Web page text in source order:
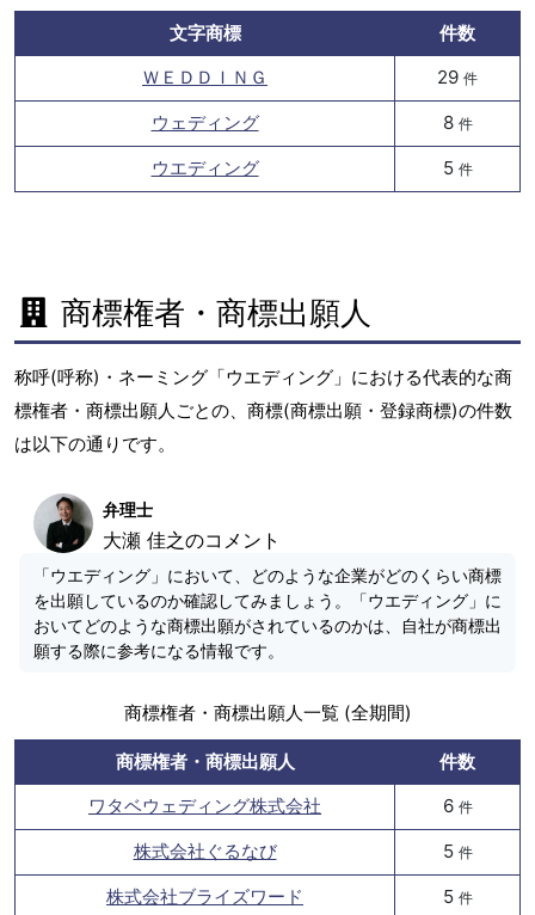
文字商標
件数
ＷＥＤＤＩＮＧ
29 件
ウェディング 8 件
ウエディング 5 件
商標権者・商標出願人
称呼(呼称)・ネーミング「ウエディング」における代表的な商
標権者・商標出願人ごとの、商標(商標出願・登録商標)の件数
は以下の通りです。
弁理士
大瀬 佳之のコメント
「ウエディング」において、どのような企業がどのくらい商標
を出願しているのか確認してみましょう。「ウエディング」に
おいてどのような商標出願がされているのかは、自社が商標出
願する際に参考になる情報です。
商標権者・商標出願人一覧 (全期間)
商標権者・商標出願人
件数
ワタベウェディング株式会社
6 件
株式会社ぐるなび 5 件
株式会社ブライズワード 5 件